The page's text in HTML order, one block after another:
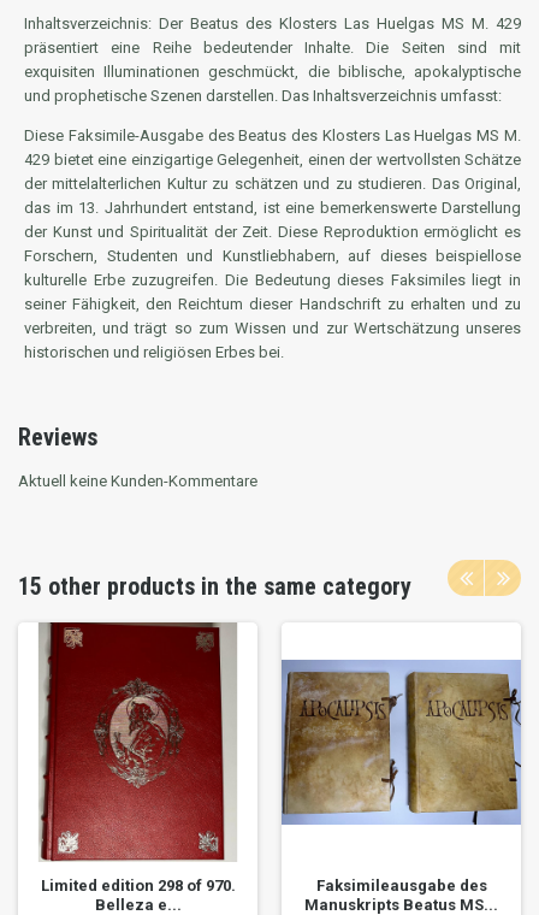
Inhaltsverzeichnis: Der Beatus des Klosters Las Huelgas MS M. 429
präsentiert eine Reihe bedeutender Inhalte. Die Seiten sind mit
exquisiten Illuminationen geschmückt, die biblische, apokalyptische
und prophetische Szenen darstellen. Das Inhaltsverzeichnis umfasst:
Diese Faksimile-Ausgabe des Beatus des Klosters Las Huelgas MS M.
429 bietet eine einzigartige Gelegenheit, einen der wertvollsten Schätze
der mittelalterlichen Kultur zu schätzen und zu studieren. Das Original,
das im 13. Jahrhundert entstand, ist eine bemerkenswerte Darstellung
der Kunst und Spiritualität der Zeit. Diese Reproduktion ermöglicht es
Forschern, Studenten und Kunstliebhabern, auf dieses beispiellose
kulturelle Erbe zuzugreifen. Die Bedeutung dieses Faksimiles liegt in
seiner Fähigkeit, den Reichtum dieser Handschrift zu erhalten und zu
verbreiten, und trägt so zum Wissen und zur Wertschätzung unseres
historischen und religiösen Erbes bei.
Reviews
Aktuell keine Kunden-Kommentare
15 other products in the same category
Limited edition 298 of 970.
Belleza e...
Faksimileausgabe des
Manuskripts Beatus MS...